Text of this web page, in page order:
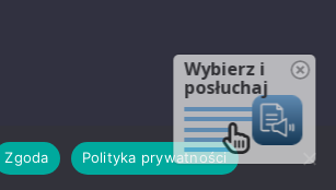
Zgoda Polityka prywatności
Wybierz i
posłuchaj